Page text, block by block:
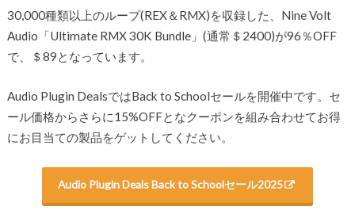
30,000種類以上のループ(REX＆RMX)を収録した、Nine Volt
Audio「Ultimate RMX 30K Bundle」(通常＄2400)が96％OFF
で、＄89となっています。
Audio Plugin DealsではBack to Schoolセールを開催中です。セ
ール価格からさらに15%OFFとなクーポンを組み合わせてお得
にお目当ての製品をゲットしてください。
Audio Plugin Deals Back to Schoolセール2025